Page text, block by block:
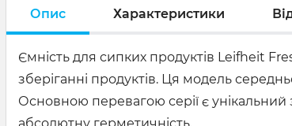
Опис Характеристики
Ємність для сипких продуктів Leifheit
зберіганні продуктів. Ця модель
Основною перевагою серії є